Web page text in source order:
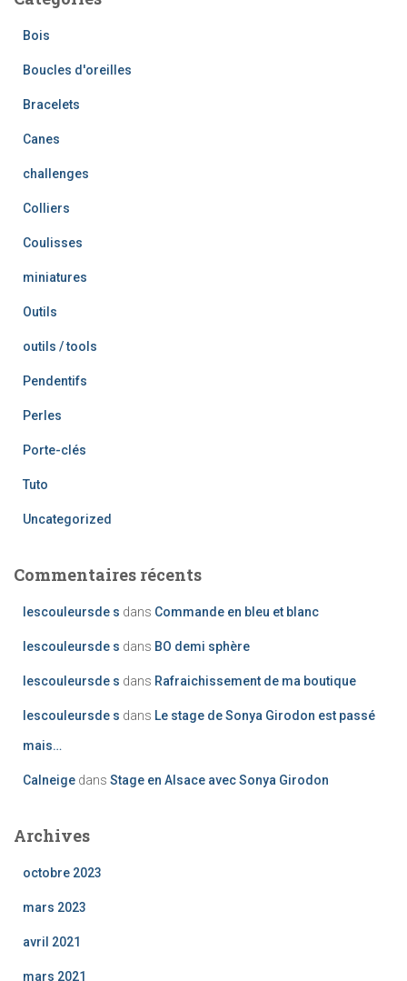
Bois
Boucles d'oreilles
Bracelets
Canes
challenges
Colliers
Coulisses
miniatures
Outils
outils / tools
Pendentifs
Perles
Porte-clés
Tuto
Uncategorized
Commentaires récents
lescouleursde s dans Commande en bleu et blanc
lescouleursde s dans BO demi sphère
lescouleursde s dans Rafraichissement de ma boutique
lescouleursde s dans Le stage de Sonya Girodon est passé
mais…
Calneige dans Stage en Alsace avec Sonya Girodon
Archives
octobre 2023
mars 2023
avril 2021
mars 2021